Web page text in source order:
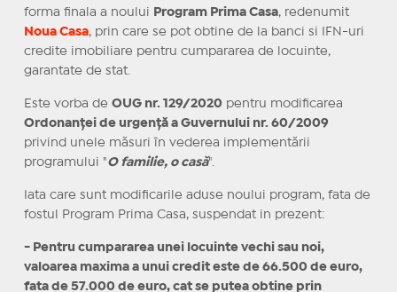
forma finala a noului
Program Prima Casa, redenumit
Noua Casa, prin care se pot obtine de la banci si IFN-uri
credite imobiliare pentru cumpararea de locuinte,
garantate de stat.
Este vorba de OUG nr. 129/2020 pentru modificarea
Ordonanței de urgență a Guvernului nr. 60/2009
privind unele măsuri în vederea implementării
programului "O familie, o casă".
Iata care sunt modificarile aduse noului program, fata de
fostul Program Prima Casa, suspendat in prezent:
- Pentru cumpararea unei locuinte vechi sau noi,
valoarea maxima a unui credit este de 66.500 de euro,
fata de 57.000 de euro, cat se putea obtine prin